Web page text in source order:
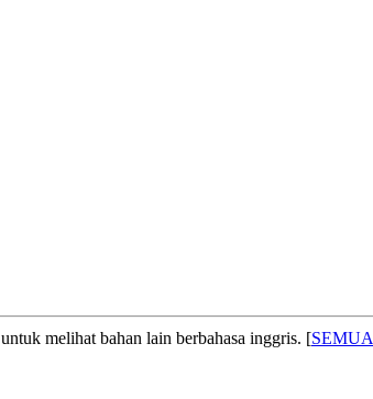
untuk melihat bahan lain berbahasa inggris. [SEMUA